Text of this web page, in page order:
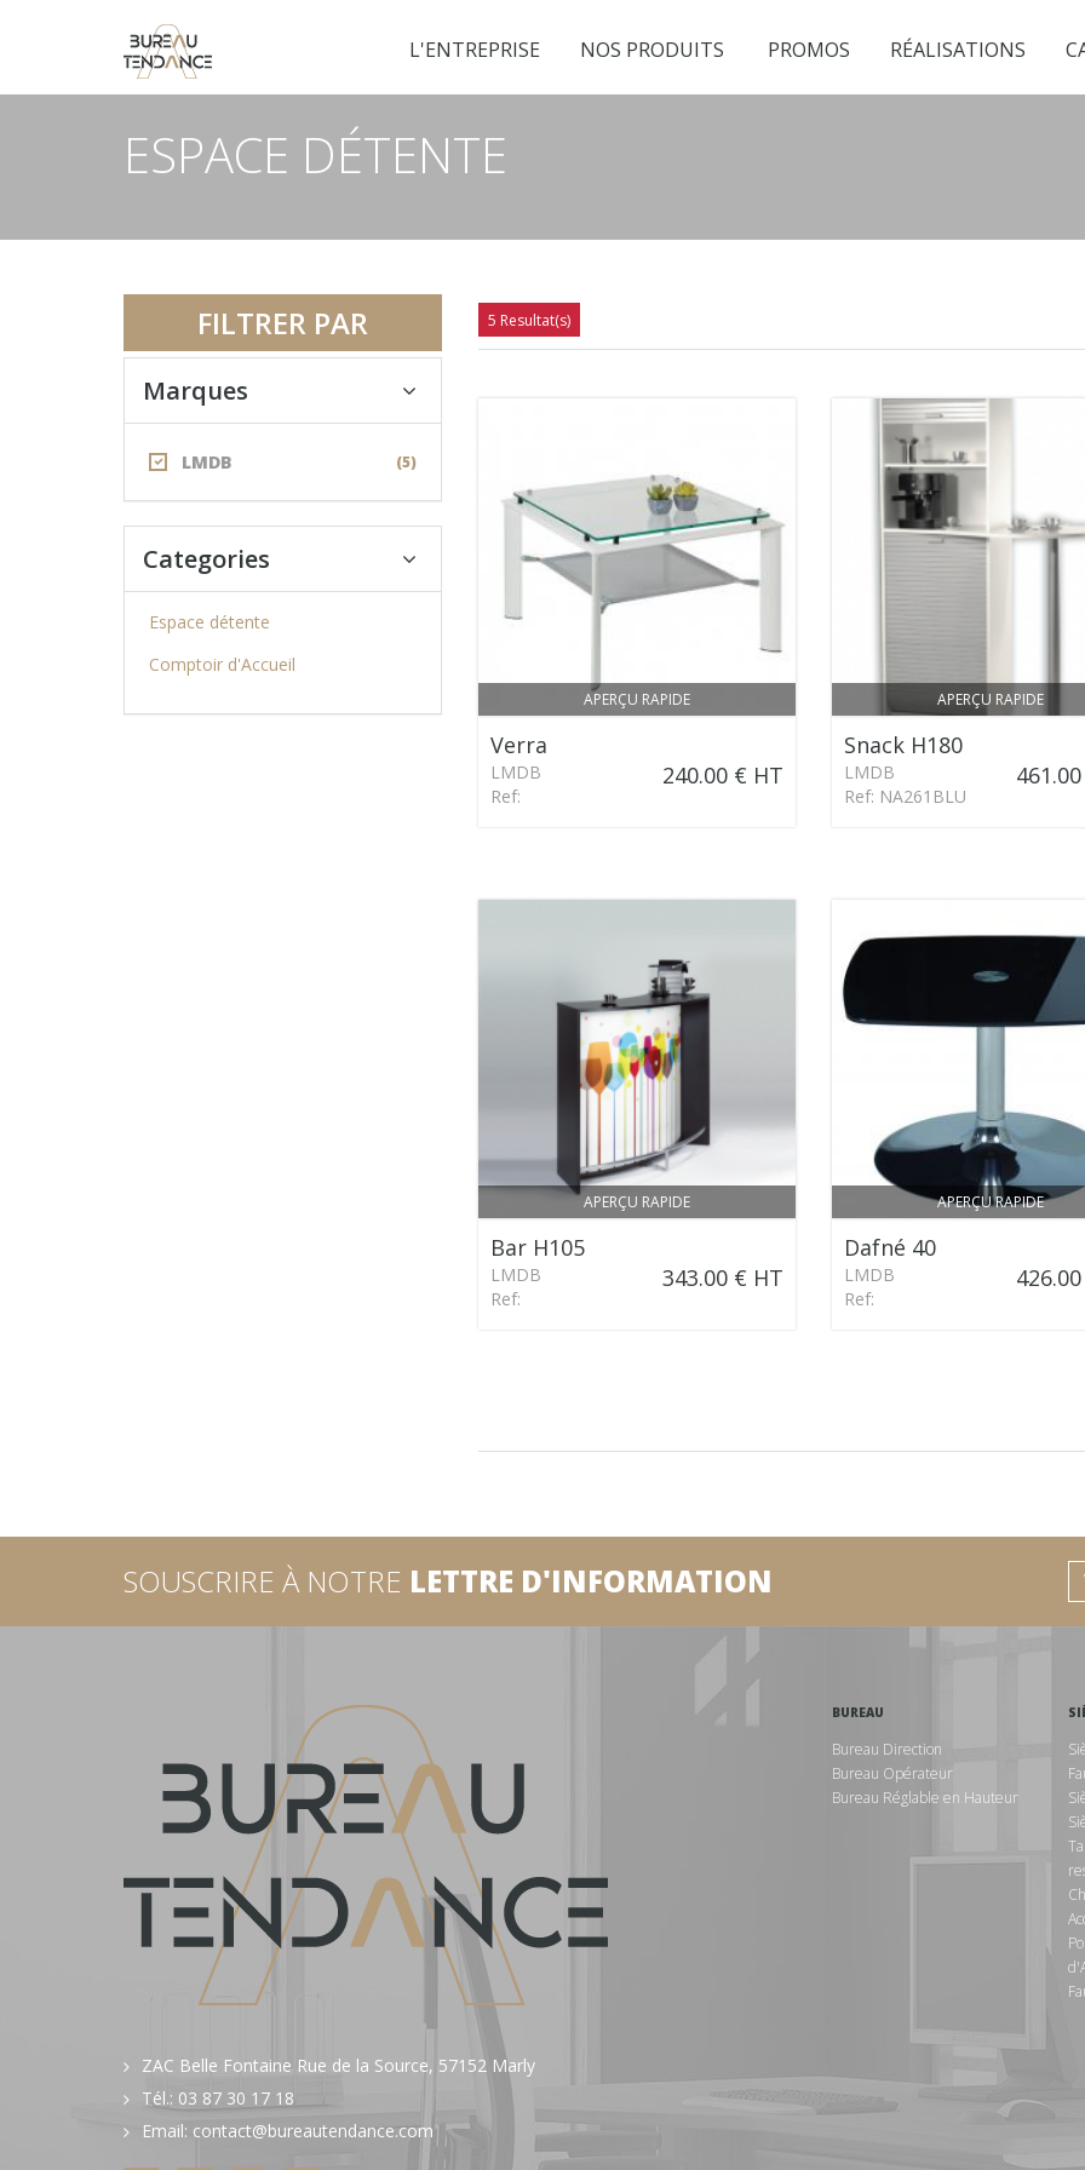
L'ENTREPRISE NOS PRODUITS PROMOS RÉALISATIONS
ESPACE DÉTENTE
FILTRER PAR
Marques
LMDB (5)
Categories
Espace détente
Comptoir d'Accueil
5 Resultat(s)
APERÇU RAPIDE
Verra
LMDB
Ref:
240.00 € HT
APERÇU RAPIDE
Snack H180
LMDB
Ref: NA261BLU
APERÇU RAPIDE
Bar H105
LMDB
Ref:
343.00 € HT
APERÇU RAPIDE
Dafné 40
LMDB
Ref:
SOUSCRIRE À NOTRE LETTRE D'INFORMATION
ZAC Belle Fontaine Rue de la Source, 57152 Marly
Tél.: 03 87 30 17 18
Email: contact@bureautendance.com
BUREAU
Bureau Direction
Bureau Opérateur
Bureau Réglable en Hauteur